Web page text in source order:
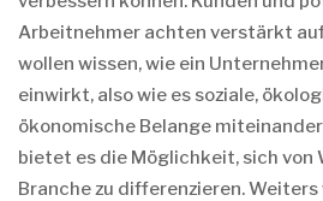
Arbeitnehmer achten verstärkt
wollen wissen, wie ein
einwirkt, also wie es soziale,
ökonomische Belange
bietet es die Möglichkeit, sich von
Branche zu differenzieren.